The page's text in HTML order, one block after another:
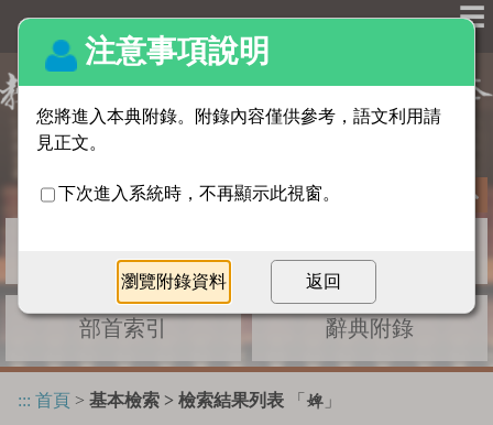
☰
部首索引 辭典附錄
::: 首頁 > 基本檢索 > 檢索結果列表 「 婢 」